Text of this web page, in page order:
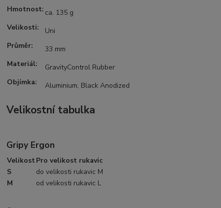
Hmotnost: ca. 135 g
Velikosti:
Uni
Průměr:
33 mm
Materiál:
GravityControl Rubber
Objímka:
Aluminium, Black Anodized
Velikostní tabulka
Gripy Ergon
Velikost Pro velikost rukavic
S
do velikosti rukavic M
M
od velikosti rukavic L